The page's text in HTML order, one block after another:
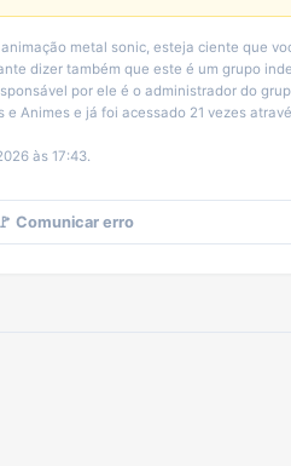
metal sonic, esteja ciente que
dizer também que este é um grupo
por ele é o administrador do
Animes e já foi acessado 21 vezes
às 17:43.
🚩 Comunicar erro